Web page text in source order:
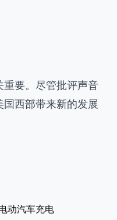
要。尽管批评声音
西部带来新的发展
动汽车充电